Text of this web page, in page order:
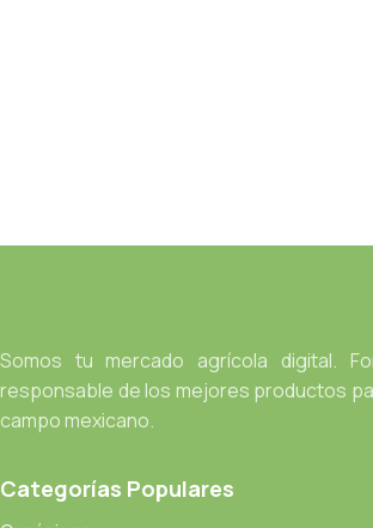
Somos tu mercado agrícola digital.
responsable de los mejores productos
campo mexicano.
Categorías Populares